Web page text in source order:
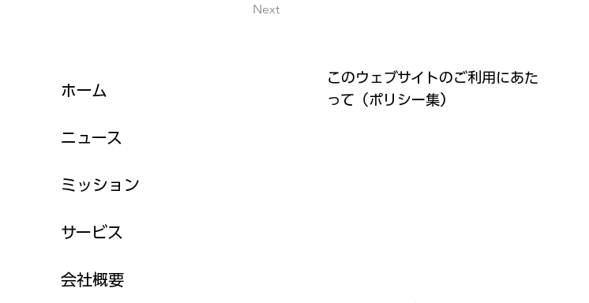
Next
ホーム
ニュース
ミッション
サービス
会社概要
このウェブサイトのご利用にあた
って（ポリシー集）